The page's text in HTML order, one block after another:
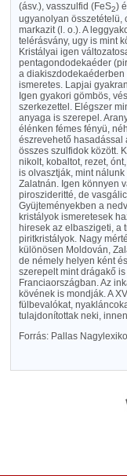
(ásv.), vasszulfid (FeS2)
ugyanolyan összetételü,
markazit (l. o.). A
telérásvány, ugy is mint
Kristályai igen
pentagondodekaéder
a
ismeretes. Lapjai
Igen gyakori gömbös,
szerkezettel. Elégszer
anyaga is szerepel.
élénken fémes fényü,
észrevehető hasadással
összes szulfidok között.
nikolt, kobaltot, rezet,
is olvasztják, mint
Zalatnán. Igen könnyen
piroszideritté, de
Gyüjteményekben a
kristályok ismeretesek
hiresek az elbaszigeti, a
piritkristályok. Nagy
különösen Moldován,
de némely helyen ként
szerepelt mint drágakő
Franciaországban. Az
kövének is mondják. A
fülbevalókat,
tulajdonítottak neki,
Forrás: Pallas